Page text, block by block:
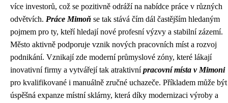
více investorů, což se pozitivně odráží na nabídce práce v různých
odvětvích. Práce Mimoň se tak stává čím dál častějším hledaným
pojmem pro ty, kteří hledají nové profesní výzvy a stabilní zázemí.
Město aktivně podporuje vznik nových pracovních míst a rozvoj
podnikání. Vznikají zde moderní průmyslové zóny, které lákají
inovativní firmy a vytvářejí tak atraktivnípracovní místa v Mimoni
pro kvalifikované i manuálně zručné uchazeče. Příkladem může být
úspěšná expanze místní sklárny, která díky modernizaci výroby a